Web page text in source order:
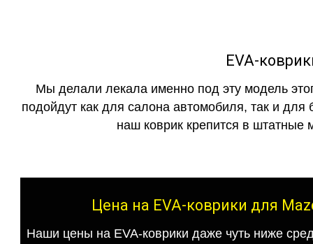
EVA-
Мы делали лекала именно под эту модель
подойдут как для салона автомобиля, так и для
наш коврик крепится в штатные
Цена на EVA-коврики для
Наши цены на EVA-коврики даже чуть ниже